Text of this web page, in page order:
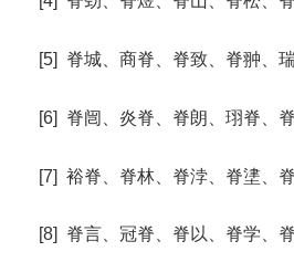
[5] 脊城、商脊、脊致、脊翀、
[6] 脊闿、炎脊、脊朗、珝脊、
[7] 裕脊、脊林、脊浡、脊堻、
[8] 脊言、冠脊、脊以、脊学、